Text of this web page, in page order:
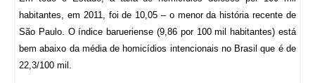
habitantes, em 2011, foi de 10,05 – o menor da história recente de
São Paulo. O índice barueriense (9,86 por 100 mil habitantes) está
bem abaixo da média de homicídios intencionais no Brasil que é de
22,3/100 mil.